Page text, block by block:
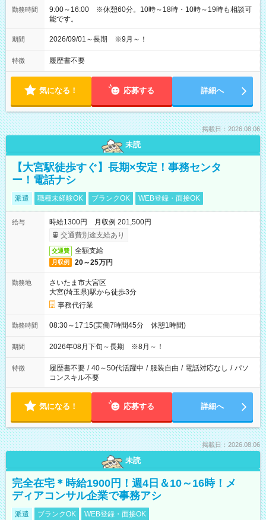
勤務時間
9:00～16:00 ※休憩60分。10時～18時・10時～19時も相談可
能です。
期間 2026/09/01～長期 ※9月～！
特徴 履歴書不要
気になる！ 応募する 詳細へ
掲載日：2026.08.06
未読
【大宮駅徒歩すぐ】長期×安定！事務センタ
ー！電話ナシ
派遣 職種未経験OK ブランクOK WEB登録・面接OK
給与
時給1300円 月収例 201,500円
交通費別途支給あり
交通費 全額支給
月収例 20～25万円
勤務地
さいたま市大宮区
大宮(埼玉県)駅から徒歩3分
事務代行業
勤務時間 08:30～17:15(実働7時間45分 休憩1時間)
期間 2026年08月下旬～長期 ※8月～！
特徴 履歴書不要 / 40～50代活躍中 / 服装自由 / 電話対応なし / パソ
コンスキル不要
気になる！ 応募する 詳細へ
掲載日：2026.08.06
未読
完全在宅＊時給1900円！週4日＆10～16時！メ
ディアコンサル企業で事務アシ
派遣 ブランクOK WEB登録・面接OK